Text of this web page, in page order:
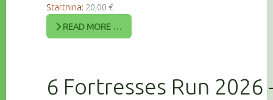
Startnina: 20,00 €
READ MORE …
6 Fortresses Run 2026